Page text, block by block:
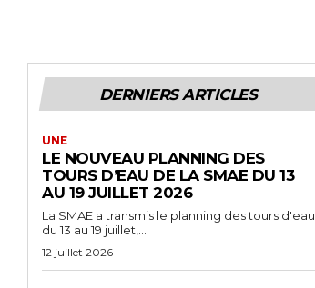
DERNIERS ARTICLES
UNE
LE NOUVEAU PLANNING DES
TOURS D’EAU DE LA SMAE DU 13
AU 19 JUILLET 2026
La SMAE a transmis le planning des tours d'eau
du 13 au 19 juillet,...
12 juillet 2026